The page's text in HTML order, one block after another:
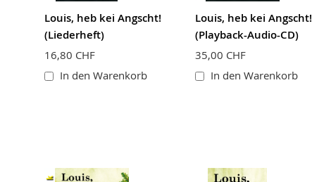
Louis, heb kei Angscht!
(Liederheft)
16,80 CHF
In den Warenkorb
Louis, heb kei Angscht!
(Playback-Audio-CD)
35,00 CHF
In den Warenkorb